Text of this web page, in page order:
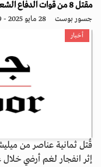
مقتل 8 من قوات الدفاع الشعبية بلغم زرعه متطرفون في نيجيريا
جسور بوست 28 مايو 2025 - 10:09
أخبار
قُتل ثمانية عناصر من
إثر انفجار لغم أرضي